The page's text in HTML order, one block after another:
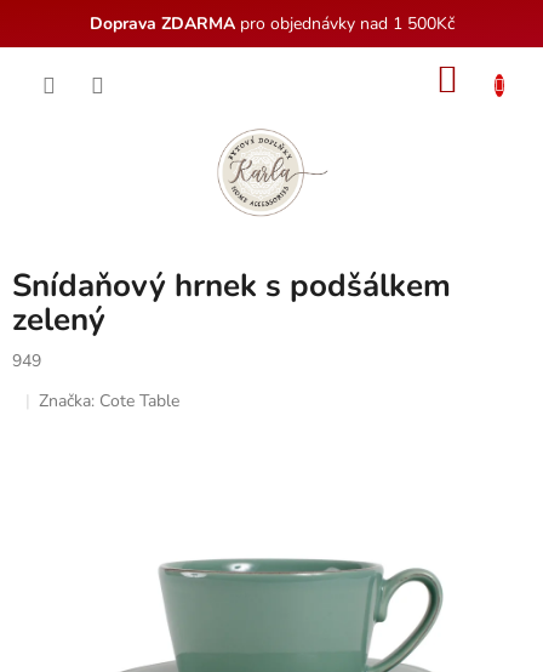
Doprava ZDARMApro objednávky nad 1 500Kč
Snídaňový hrnek s podšálkem
zelený
949
Značka: Cote Table